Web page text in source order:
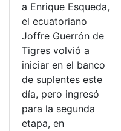
a Enrique Esqueda,
el ecuatoriano
Joffre Guerrón de
Tigres volvió a
iniciar en el banco
de suplentes este
día, pero ingresó
para la segunda
etapa, en